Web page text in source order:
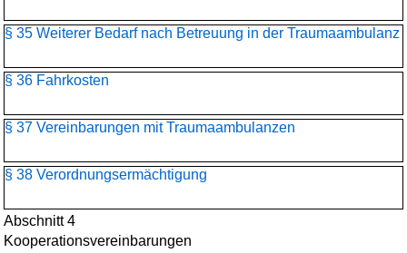
§ 35 Weiterer Bedarf nach Betreuung in der Traumaambulanz
§ 36 Fahrkosten
§ 37 Vereinbarungen mit Traumaambulanzen
§ 38 Verordnungsermächtigung
Abschnitt 4
Kooperationsvereinbarungen